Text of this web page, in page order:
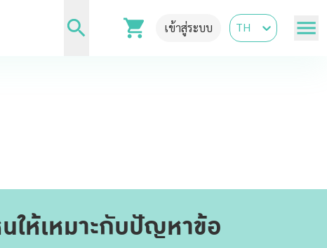
เข้าสู่ระบบ TH
ให้เหมาะกับปัญหาข้อ